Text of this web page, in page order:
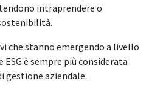
intraprendere o
che stanno emergendo a livello
è sempre più considerata
gestione aziendale.